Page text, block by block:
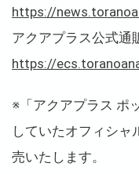
https://
アクアプラス公式通
https://
※「アクアプラス ポ
していたオフィシャ
売いたします。